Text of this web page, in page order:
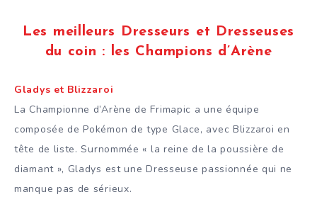
Les meilleurs Dresseurs et Dresseuses
du coin : les Champions d’Arène
Gladys et Blizzaroi
La Championne d’Arène de Frimapic a une équipe
composée de Pokémon de type Glace, avec Blizzaroi en
tête de liste. Surnommée « la reine de la poussière de
diamant », Gladys est une Dresseuse passionnée qui ne
manque pas de sérieux.